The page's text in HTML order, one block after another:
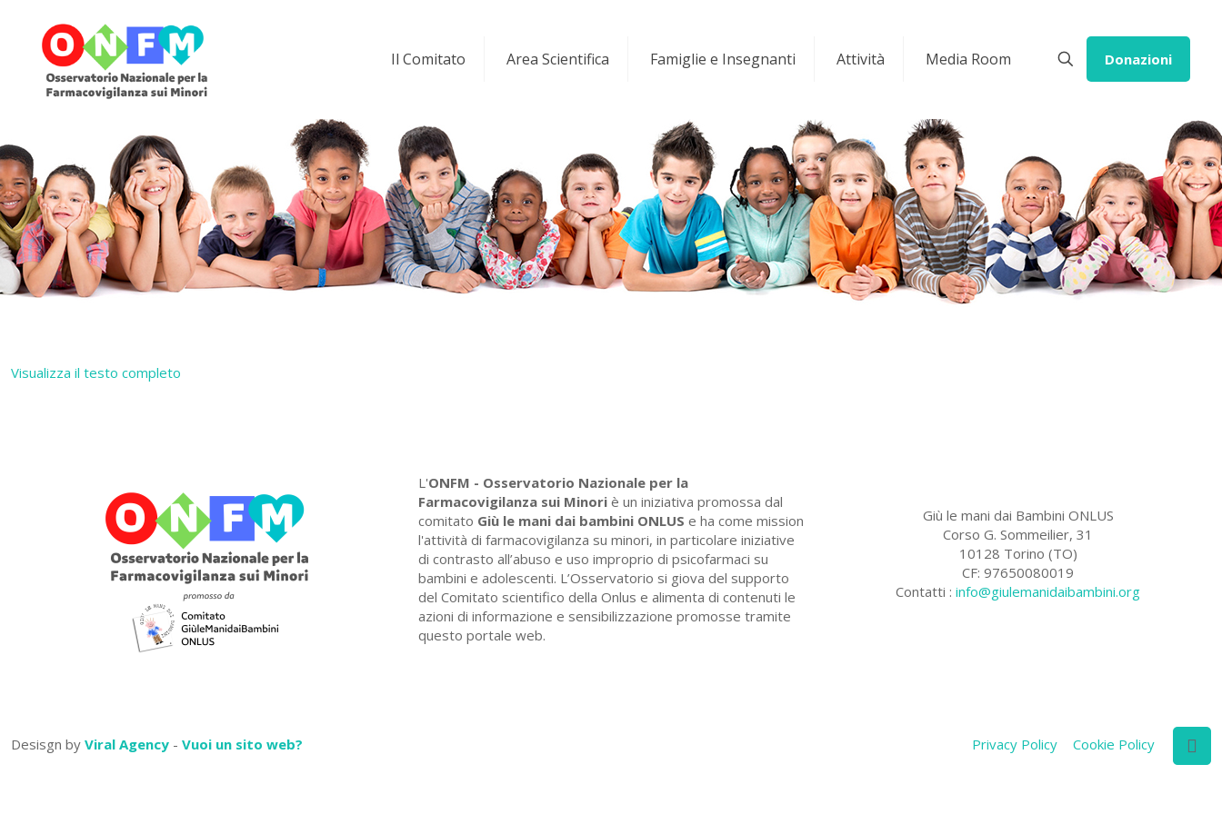
Il Comitato Area Scientifica Famiglie e Insegnanti Attività Media Room Donazioni
Visualizza il testo completo
L'ONFM - Osservatorio Nazionale per la
Farmacovigilanza sui Minori è un iniziativa promossa dal
comitato Giù le mani dai bambini ONLUS e ha come mission
l'attività di farmacovigilanza su minori, in particolare iniziative
di contrasto all’abuso e uso improprio di psicofarmaci su
bambini e adolescenti. L’Osservatorio si giova del supporto
del Comitato scientifico della Onlus e alimenta di contenuti le
azioni di informazione e sensibilizzazione promosse tramite
questo portale web.
Giù le mani dai Bambini ONLUS
Corso G. Sommeilier, 31
10128 Torino (TO)
CF: 97650080019
Contatti :info@giulemanidaibambini.org
Desisgn by Viral Agency - Vuoi un sito web? Privacy Policy Cookie Policy